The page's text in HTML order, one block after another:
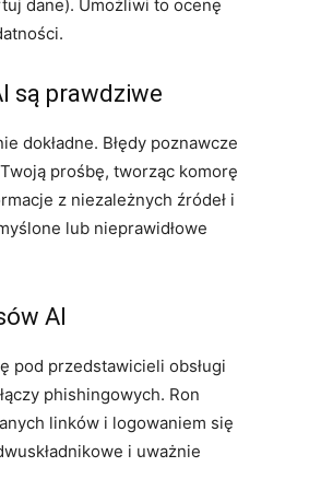
dane). Umożliwi to ocenę
są prawdziwe
dokładne. Błędy poznawcze
prośbę, tworząc komorę
z niezależnych źródeł i
lub nieprawidłowe
AI
pod przedstawicieli obsługi
phishingowych. Ron
linków i logowaniem się
i uważnie